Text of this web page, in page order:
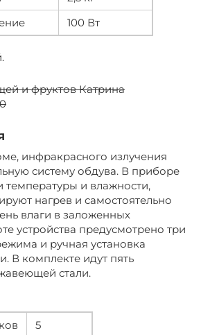
100 Вт
и фруктов Катрина
инфракрасного излучения
систему обдува. В приборе
температуры и влажности,
нагрев и самостоятельно
влаги в заложенных
устройства предусмотрено три
и ручная установка
В комплекте идут пять
стали.
5